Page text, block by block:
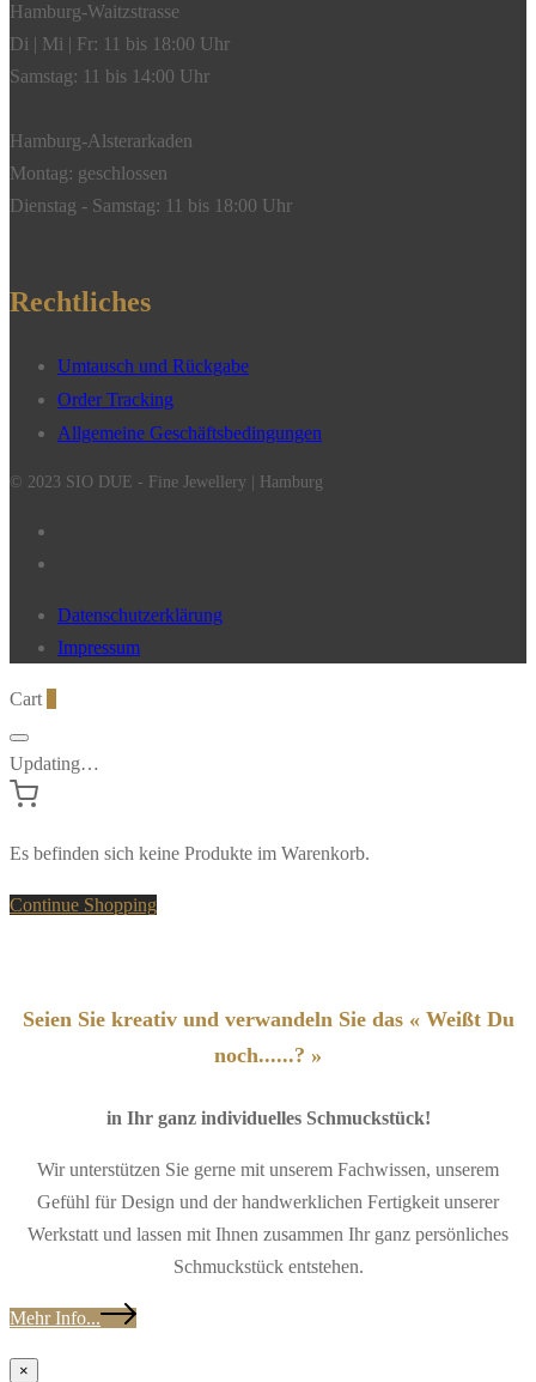
Hamburg-Waitzstrasse
Di | Mi | Fr: 11 bis 18:00 Uhr
Samstag: 11 bis 14:00 Uhr
Hamburg-Alsterarkaden
Montag: geschlossen
Dienstag - Samstag: 11 bis 18:00 Uhr
Rechtliches
Umtausch und Rückgabe
Order Tracking
Allgemeine Geschäftsbedingungen
© 2023 SIO DUE - Fine Jewellery | Hamburg
Datenschutzerklärung
Impressum
Cart
Updating…
Es befinden sich keine Produkte im Warenkorb.
Continue Shopping
Seien Sie kreativ und verwandeln Sie das « Weißt Du
noch......? »
in Ihr ganz individuelles Schmuckstück!
Wir unterstützen Sie gerne mit unserem Fachwissen, unserem
Gefühl für Design und der handwerklichen Fertigkeit unserer
Werkstatt und lassen mit Ihnen zusammen Ihr ganz persönliches
Schmuckstück entstehen.
Mehr Info...
×